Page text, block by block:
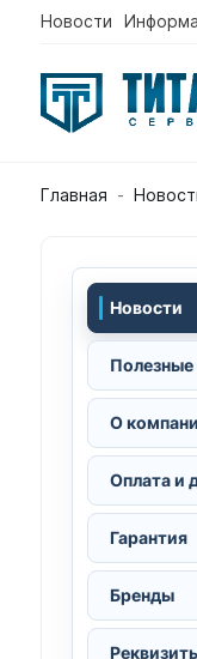
Новости
Главная
Новости
Полезные
О
Оплата и
Гарантия
Бренды